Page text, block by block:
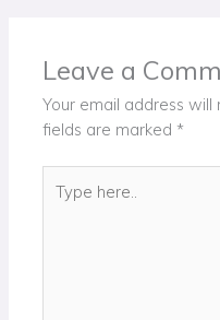
Leave a
Your email address will
fields are marked *
here..